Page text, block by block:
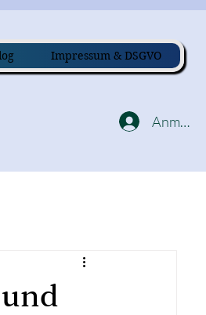
Impressum & DSGVO
Anmelden